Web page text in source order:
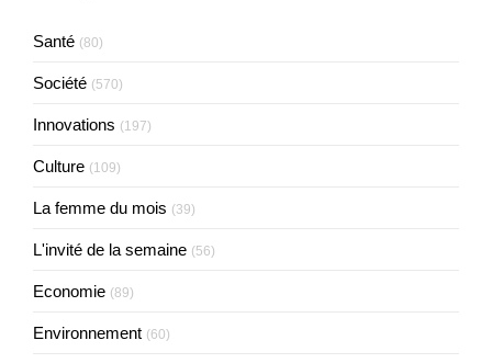
Santé (80)
Société (570)
Innovations (197)
Culture (109)
La femme du mois (39)
L'invité de la semaine (56)
Economie (89)
Environnement (60)